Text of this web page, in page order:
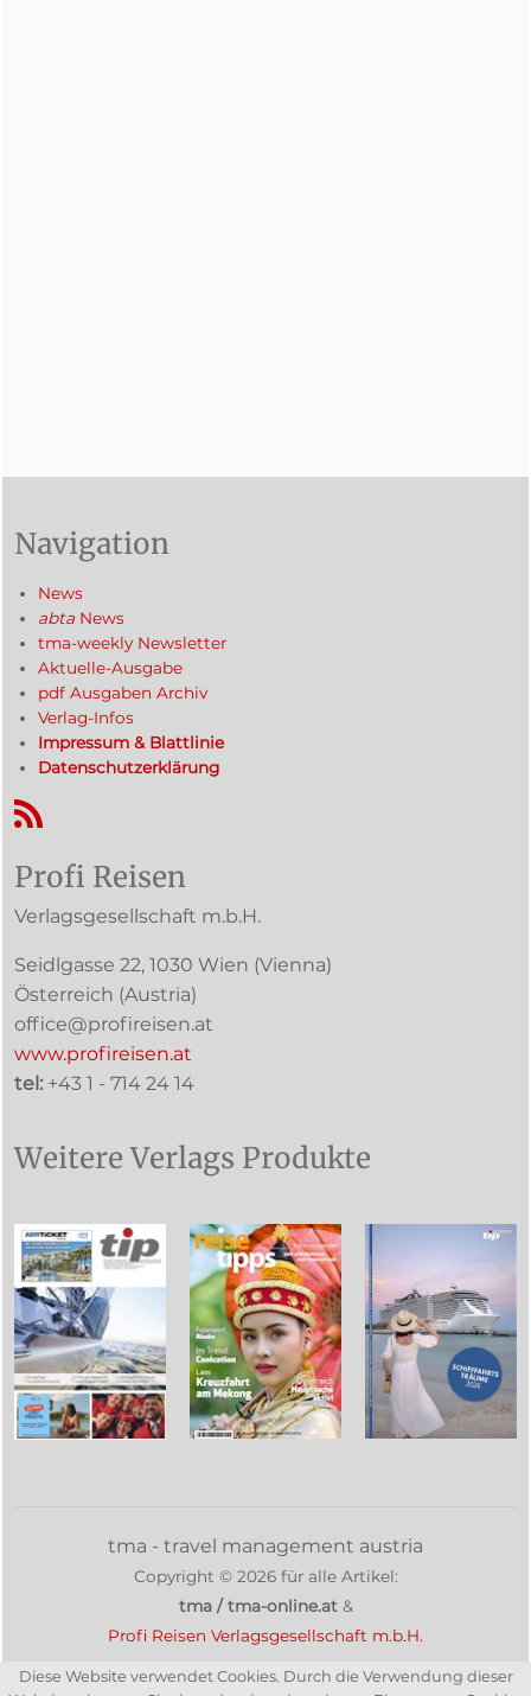
Diese Website verwendet Cookies. Durch die Verwendung dieser
Navigation
News
abta News
tma-weekly Newsletter
Aktuelle-Ausgabe
pdf Ausgaben Archiv
Verlag-Infos
Impressum & Blattlinie
Datenschutzerklärung
RSS-Feed
Profi Reisen
Verlagsgesellschaft m.b.H.
Seidlgasse 22, 1030 Wien (Vienna)
Österreich (Austria)
office@profireisen.at
www.profireisen.at
tel: +43 1 - 714 24 14
Weitere Verlags Produkte
tma - travel management austria
Copyright © 2026für alle Artikel:
tma / tma-online.at&
Profi Reisen Verlagsgesellschaft m.b.H.